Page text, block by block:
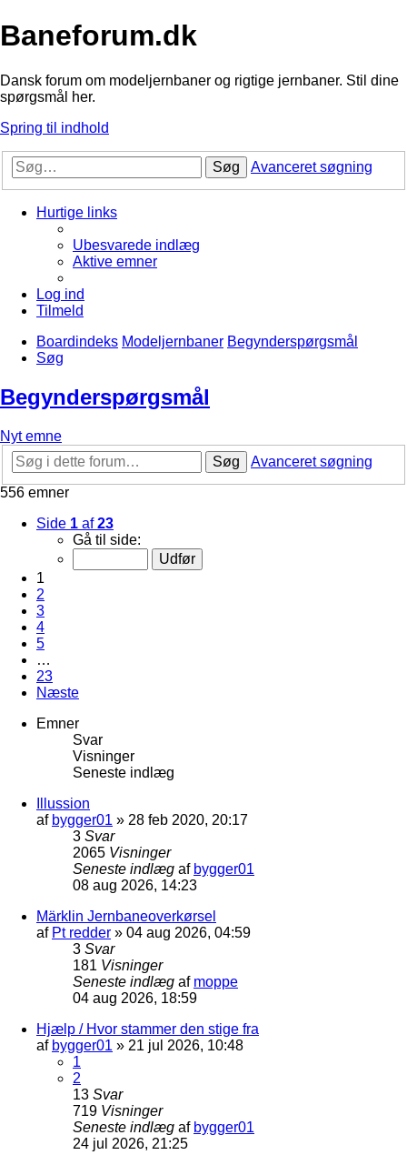
Baneforum.dk
Dansk forum om modeljernbaner og rigtige jernbaner. Stil dine
spørgsmål her.
Spring til indhold
Søg Avanceret søgning
Hurtige links
Ubesvarede indlæg
Aktive emner
Log ind
Tilmeld
Boardindeks Modeljernbaner Begynderspørgsmål
Søg
Begynderspørgsmål
Nyt emne
Søg
Avanceret søgning
556 emner
Side 1 af23
Gå til side:
1
2
3
4
5
…
23
Næste
Emner
Svar
Visninger
Seneste indlæg
Illussion
af bygger01 » 28 feb 2020, 20:17
3 Svar
2065 Visninger
Seneste indlæg af bygger01
08 aug 2026, 14:23
Märklin Jernbaneoverkørsel
af Pt redder » 04 aug 2026, 04:59
3 Svar
181 Visninger
Seneste indlæg af moppe
04 aug 2026, 18:59
Hjælp / Hvor stammer den stige fra
af bygger01 » 21 jul 2026, 10:48
1
2
13 Svar
719 Visninger
Seneste indlæg af bygger01
24 jul 2026, 21:25